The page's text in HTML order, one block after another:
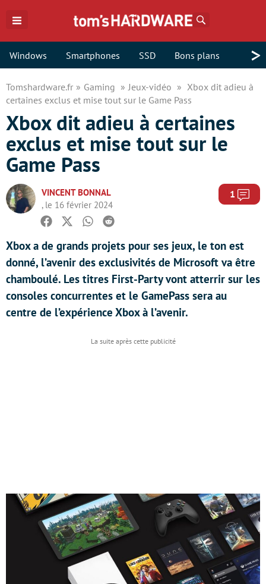
Windows Smartphones SSD Bons plans >
Tomshardware.fr Gaming Jeux-vidéo
Xbox dit adieu à
certaines exclus et mise tout sur le Game Pass
Xbox dit adieu à certaines
exclus et mise tout sur le
Game Pass
VINCENT BONNAL
, le 16 février 2024
1
Facebook
TwitterWhatsapp
Reddit
Xbox a de grands projets pour ses jeux, le ton est
donné, l’avenir des exclusivités de Microsoft va être
chamboulé. Les titres First-Party vont atterrir sur les
consoles concurrentes et le GamePass sera au
centre de l’expérience Xbox à l’avenir.